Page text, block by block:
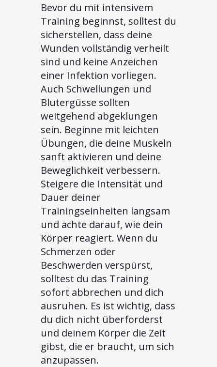
Bevor du mit intensivem
Training beginnst, solltest du
sicherstellen, dass deine
Wunden vollständig verheilt
sind und keine Anzeichen
einer Infektion vorliegen.
Auch Schwellungen und
Blutergüsse sollten
weitgehend abgeklungen
sein. Beginne mit leichten
Übungen, die deine Muskeln
sanft aktivieren und deine
Beweglichkeit verbessern.
Steigere die Intensität und
Dauer deiner
Trainingseinheiten langsam
und achte darauf, wie dein
Körper reagiert. Wenn du
Schmerzen oder
Beschwerden verspürst,
solltest du das Training
sofort abbrechen und dich
ausruhen. Es ist wichtig, dass
du dich nicht überforderst
und deinem Körper die Zeit
gibst, die er braucht, um sich
anzupassen.